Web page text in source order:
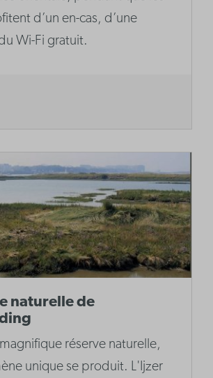
d’un en-cas, d’une
Wi-Fi gratuit.
naturelle de
réserve naturelle,
unique se produit. L'Ijzer